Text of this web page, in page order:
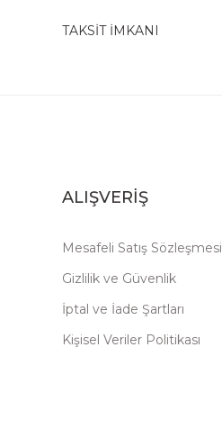
TAKSİT İMKANI
ALIŞVERİŞ
Mesafeli Satış Sözleşmesi
Gizlilik ve Güvenlik
İptal ve İade Şartları
Kişisel Veriler Politikası